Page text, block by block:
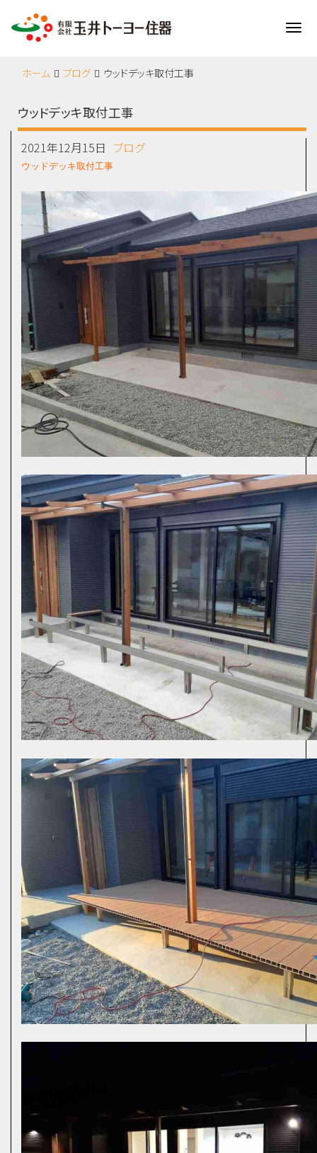
ホーム ブログ ウッドデッキ取付工事
ウッドデッキ取付工事
2021年12月15日 ブログ
ウッドデッキ取付工事